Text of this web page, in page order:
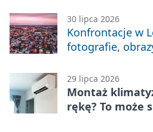
30 lipca 2026
Konfrontacje w
fotografie,
29 lipca 2026
Montaż
rękę? To może